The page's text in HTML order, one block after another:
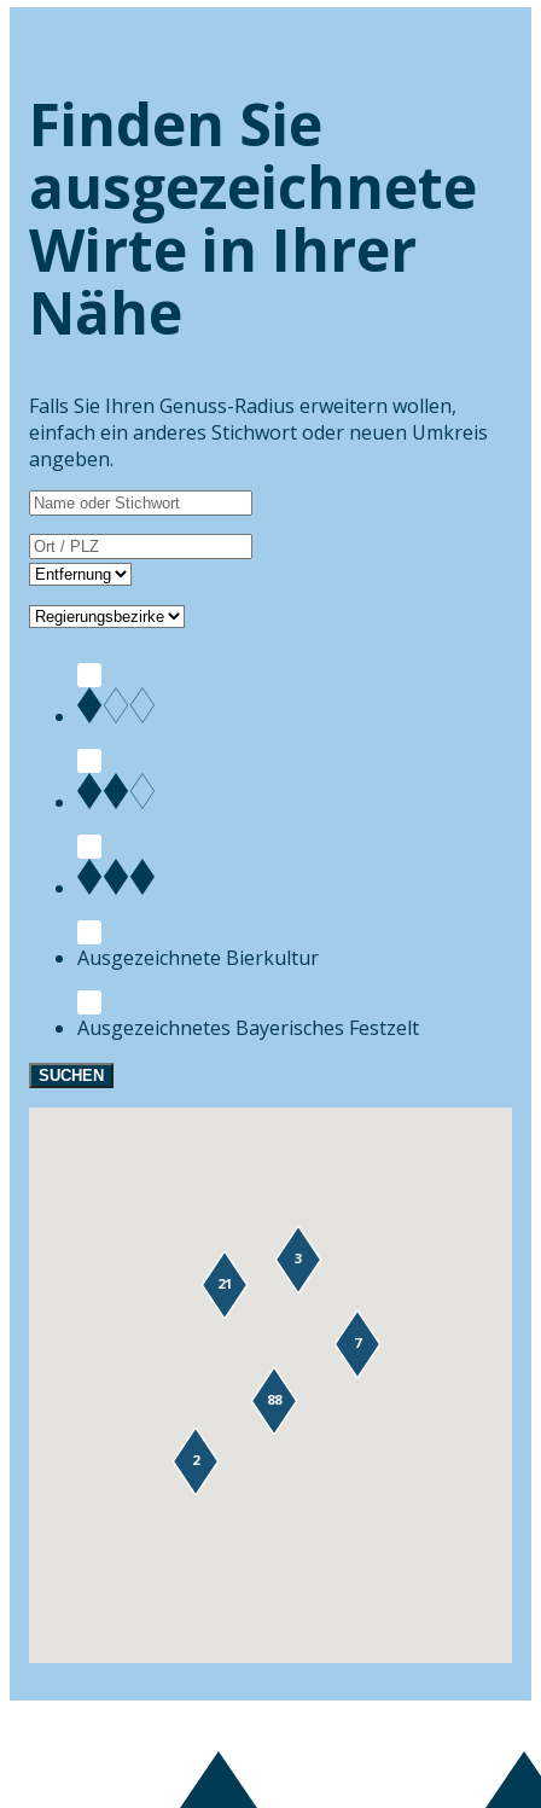
Finden Sie
ausgezeichnete
Wirte in Ihrer
Nähe
Falls Sie Ihren Genuss-Radius erweitern wollen,
einfach ein anderes Stichwort oder neuen Umkreis
angeben.
Bierkultur
Festzelt
SUCHEN
88
7
21
2
3